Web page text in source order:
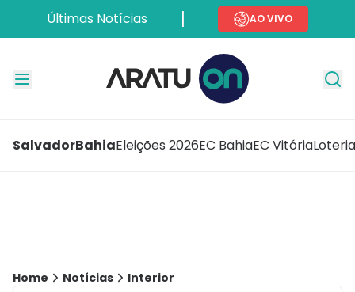
Últimas Notícias AO VIVO
SalvadorBahiaEleições 2026EC BahiaEC Vitória
Home Notícias Interior